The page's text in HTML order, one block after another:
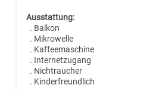
Ausstattung:
. Balkon
. Mikrowelle
. Kaffeemaschine
. Internetzugang
. Nichtraucher
. Kinderfreundlich